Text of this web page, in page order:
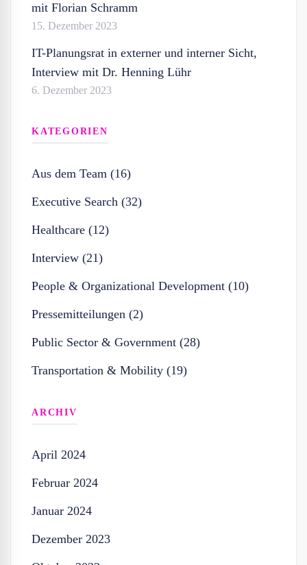
mit Florian Schramm
15. Dezember 2023
IT-Planungsrat in externer und interner Sicht,
Interview mit Dr. Henning Lühr
6. Dezember 2023
KATEGORIEN
Aus dem Team (16)
Executive Search (32)
Healthcare (12)
Interview (21)
People & Organizational Development (10)
Pressemitteilungen (2)
Public Sector & Government (28)
Transportation & Mobility (19)
ARCHIV
April 2024
Februar 2024
Januar 2024
Dezember 2023